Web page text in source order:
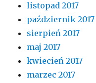
listopad 2017
październik 2017
sierpień 2017
maj 2017
kwiecień 2017
marzec 2017